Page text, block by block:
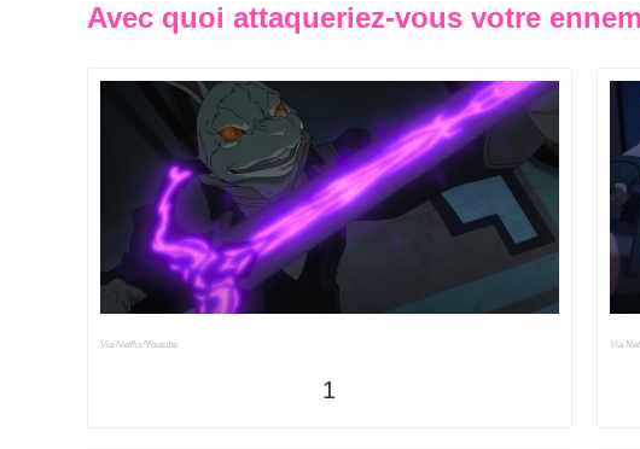
Avec quoi attaqueriez-vous votre
Via Netflix/Youtube
1
Via